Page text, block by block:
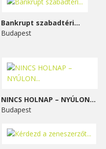
Bankrupt szabadtéri...
Budapest
NINCS HOLNAP – NYÚLON...
Budapest